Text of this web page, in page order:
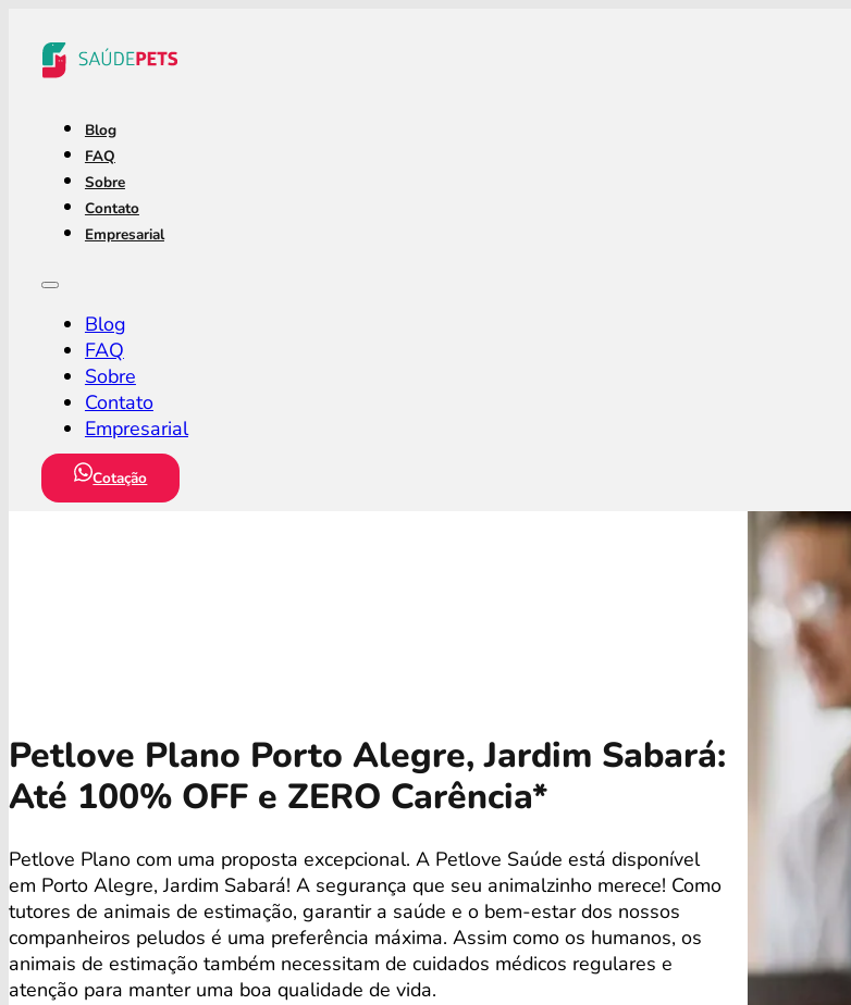
Blog
FAQ
Sobre
Contato
Empresarial
Blog
FAQ
Sobre
Contato
Empresarial
Cotação
Petlove Plano Porto Alegre, Jardim Sabará:
Até 100% OFF e ZERO Carência*
Petlove Plano com uma proposta excepcional. A Petlove Saúde está disponível
em Porto Alegre, Jardim Sabará! A segurança que seu animalzinho merece! Como
tutores de animais de estimação, garantir a saúde e o bem-estar dos nossos
companheiros peludos é uma preferência máxima. Assim como os humanos, os
animais de estimação também necessitam de cuidados médicos regulares e
atenção para manter uma boa qualidade de vida.